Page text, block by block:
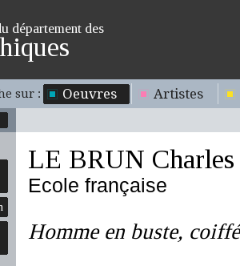
département des
sur : Oeuvres Artistes
LE BRUN Charles
Ecole française
Homme en buste,